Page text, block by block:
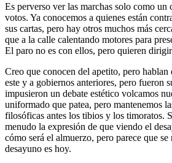
Es perverso ver las marchas solo como un
votos. Ya conocemos a quienes están
sus cartas, pero hay otros muchos más
que a la calle calentando motores para
El paro no es con ellos, pero quieren
Creo que conocen del apetito, pero hablan
este y a gobiernos anteriores, pero fueron
impusieron un debate estético volcamos
uniformado que patea, pero mantenemos
filosóficas antes los tibios y los timoratos.
menudo la expresión de que viendo el
cómo será el almuerzo, pero parece que
desayuno es hoy.